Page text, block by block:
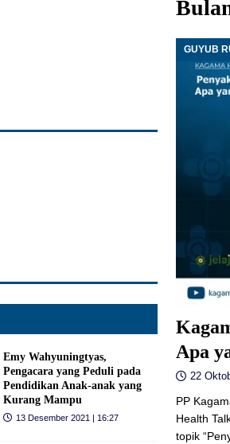
GUYUB
Apa
22
PP
Health
topik
Emy Wahyuningtyas,
Pengacara yang Peduli pada
Pendidikan Anak-anak yang
Kurang Mampu
13 Desember 2021 | 16:27